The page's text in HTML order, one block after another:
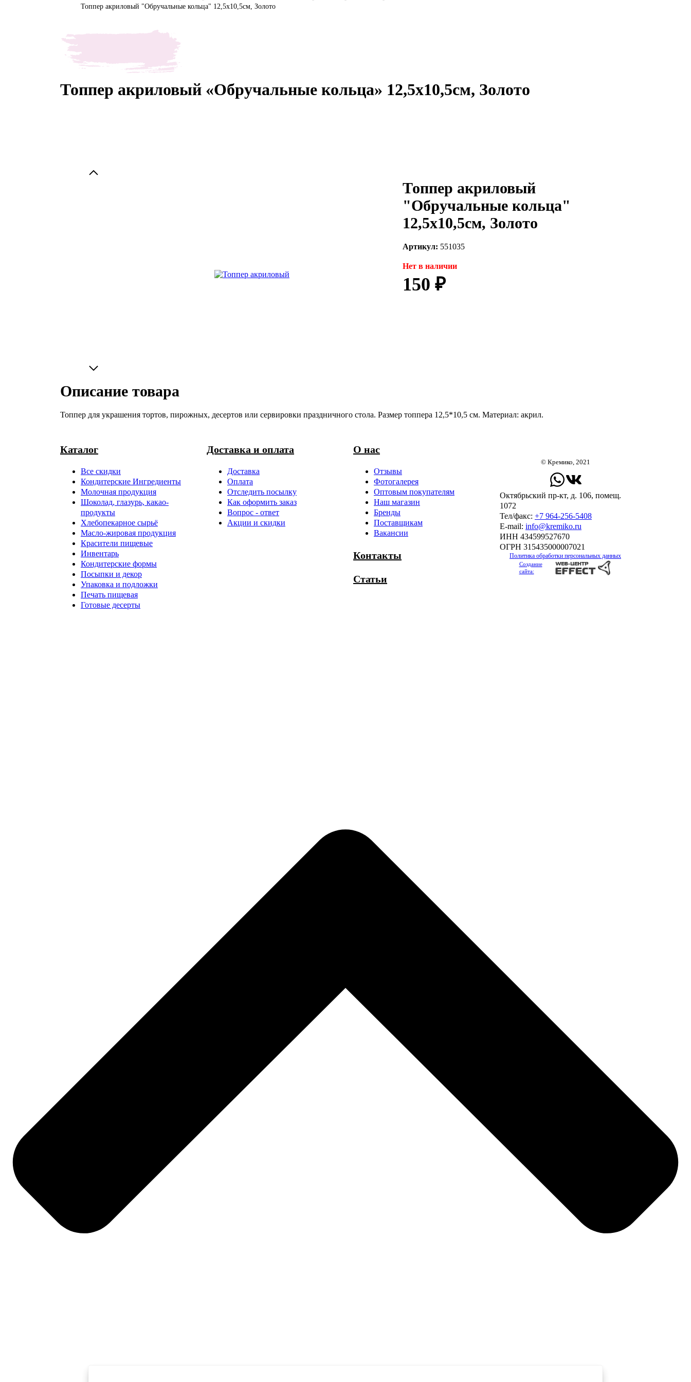
Топпер акриловый "Обручальные кольца" 12,5х10,5см, Золото
Топпер акриловый «Обручальные кольца» 12,5х10,5см, Золото
Топпер акриловый
"Обручальные кольца"
12,5х10,5см, Золото
Артикул: 551035
Нет в наличии
150 ₽
Описание товара
Топпер для украшения тортов, пирожных, десертов или сервировки праздничного стола. Размер топпера 12,5*10,5 см. Материал: акрил.
Каталог
Все скидки
Кондитерские Ингредиенты
Молочная продукция
Шоколад, глазурь, какао-
продукты
Хлебопекарное сырьё
Масло-жировая продукция
Красители пищевые
Инвентарь
Кондитерские формы
Посыпки и декор
Упаковка и подложки
Печать пищевая
Готовые десерты
Доставка и оплата
Доставка
Оплата
Отследить посылку
Как оформить заказ
Вопрос - ответ
Акции и скидки
О нас
Отзывы
Фотогалерея
Оптовым покупателям
Наш магазин
Бренды
Поставщикам
Вакансии
Контакты
Статьи
© Кремико, 2021
Октябрьский пр-кт, д. 106, помещ.
1072
Тел/факс: +7 964-256-5408
Е-mail: info@kremiko.ru
ИНН 434599527670
ОГРН 315435000007021
Политика обработки персональных данных
Создание
сайта: